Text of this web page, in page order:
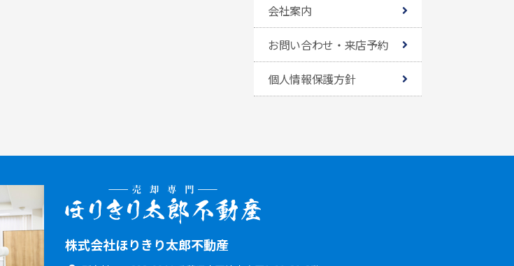
会社案内
お問い合わせ・来店予約
個人情報保護方針
株式会社ほりきり太郎不動産